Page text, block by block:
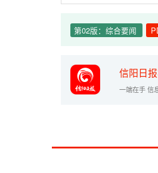
第02版：综合要闻
信阳日
一端在手 信